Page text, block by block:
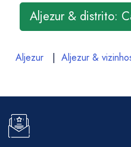
Aljezur & distrito:
Aljezur| Aljezur &